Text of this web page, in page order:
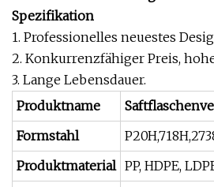
Spezifikation
1. Professionelles neuestes
2. Konkurrenzfähiger Preis,
3. Lange Lebensdauer.
Produktname
Formstahl
Produktmaterial PP, HDPE,